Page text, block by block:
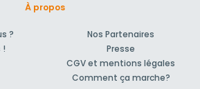
À propos
?
!
Nos Partenaires
Presse
CGV et mentions légales
Comment ça marche?